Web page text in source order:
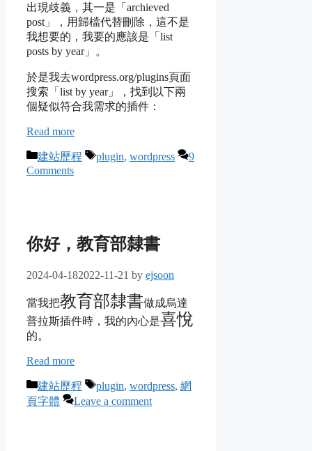
出現歧義，其一是「archieved
post」，用歸檔代替刪除，這不是
我想要的，我要的應該是「list
posts by year」。
於是我去wordpress.org/plugins頁面
搜索「list by year」，找到以下兩
個疑似符合我需求的插件：
Read more
Categories
建站歷程 Tags
plugin, wordpress
9
Comments
你好，教育部隸書
2024-04-182022-11-21 by ejsoon
當我把教育部隸書做成烏達
普拉斯插件時，我的內心是喜悅
的。
Read more
Categories
建站歷程 Tags
plugin, wordpress, 網
頁字體
Leave a comment